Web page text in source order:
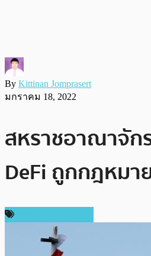
By Kittinan Jomprasert
มกราคม 18, 2022
สหราชอาณาจัก
DeFi ถูกกฎหมา